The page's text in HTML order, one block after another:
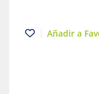
Añadir a